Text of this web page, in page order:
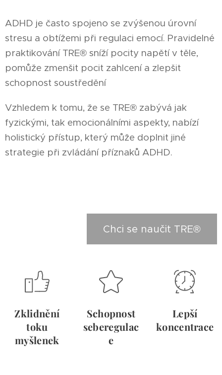
ADHD je často spojeno se zvýšenou úrovní
stresu a obtížemi při regulaci emocí. Pravidelné
praktikování TRE® sníží pocity napětí v těle,
pomůže zmenšit pocit zahlcení a zlepšit
schopnost soustředění
Vzhledem k tomu, že se TRE® zabývá jak
fyzickými, tak emocionálními aspekty, nabízí
holistický přístup, který může doplnit jiné
strategie při zvládání příznaků ADHD.
Chci se naučit TRE®
Zklidnění
toku
myšlenek
Schopnost
seberegulac
e
Lepší
koncentrace